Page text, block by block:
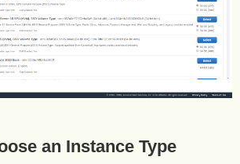
an Instance Type